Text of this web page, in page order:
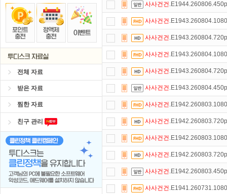
전체 자료
받은 자료
찜한 자료
친구 관리
스마트TV로 투디스크영화,드라마,
댓글만 잘써도무료 포인트를 드립
사사건건
사사건건
사사건건
사사건건
사사건건
사사건건
사사건건
사사건건
사사건건
사사건건
사사건건
사사건건